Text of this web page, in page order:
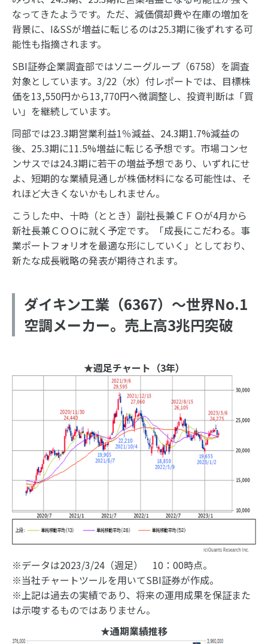
なってきたようです。ただ、減価償却費や在庫の増加を
背景に、I&SSが増益に転じるのは25.3期に後ずれする可
能性も指摘されます。
SBI証券企業調査部ではソニーグループ（6758）を調査
対象としています。3/22（水）付レポートでは、目標株
価を13,550円から13,770円へ微調整し、投資判断は「買
い」を継続しています。
同部では23.3期営業利益1％減益、24.3期1.7%減益の
後、25.3期に11.5%増益に転じる予想です。市場コンセ
ンサスでは24.3期に若干の増益予想であり、いずれにせ
よ、短期的な業績見通しが株価材料になる可能性は、そ
れほど大きくないかもしれません。
こうした中、十時（ととき）副社長兼ＣＦＯが4月から
新社長兼ＣＯＯに就く予定です。「成長にこだわる。事
業ポートフォリオを最適な形にしていく」としており、
新たな成長戦略の発表が期待されます。
ダイキン工業（6367）～世界No.1
空調メーカー。売上高3兆円突破
★週足チャート（3年）
※データは2023/3/24（週足） 10：00時点。
※当社チャートツールを用いてSBI証券が作成。
※上記は過去の実績であり、将来の運用成果を保証また
は示唆するものではありません。
★通期業績推移